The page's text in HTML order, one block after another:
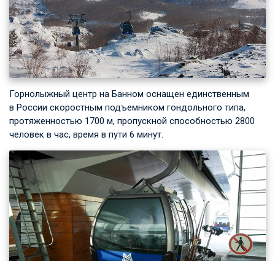
Горнолыжный центр на Банном оснащен единственным
в России скоростным подъемником гондольного типа,
протяженностью 1700 м, пропускной способностью 2800
человек в час, время в пути 6 минут.